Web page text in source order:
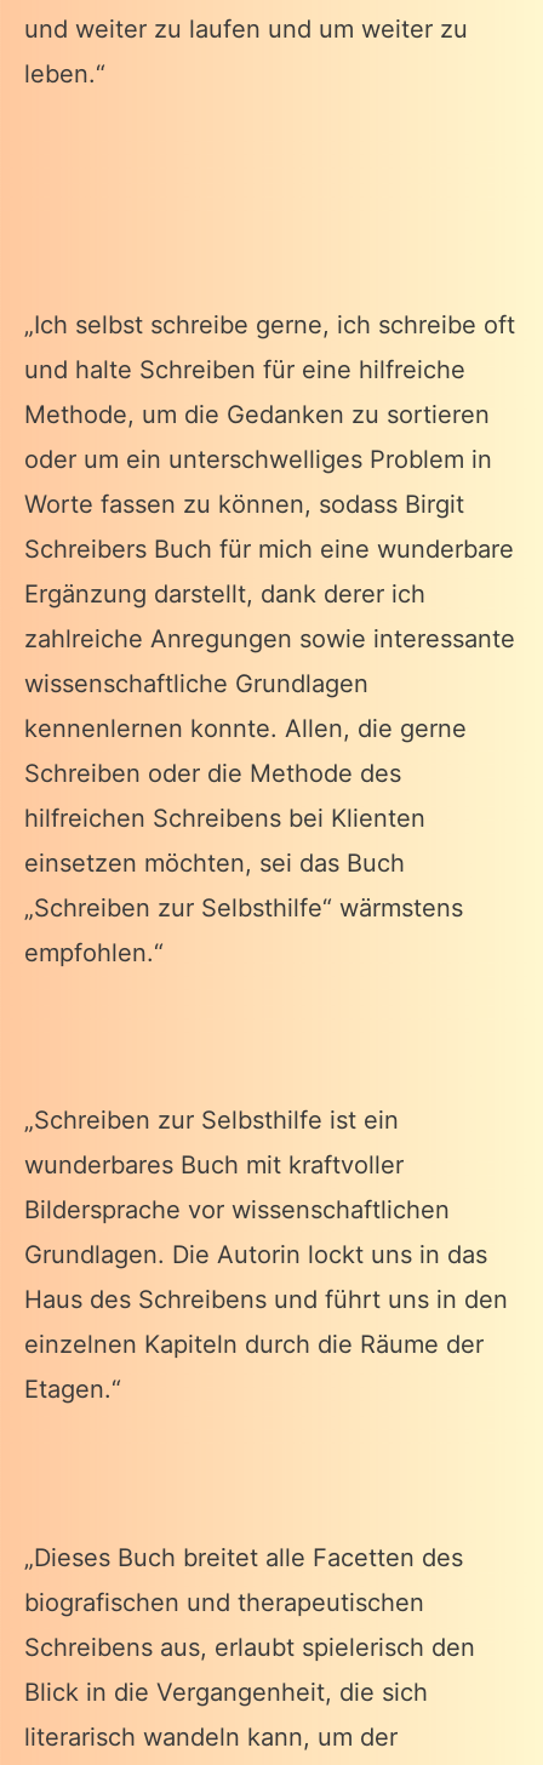
und weiter zu laufen und um weiter zu
leben.“
„Ich selbst schreibe gerne, ich schreibe oft
und halte Schreiben für eine hilfreiche
Methode, um die Gedanken zu sortieren
oder um ein unterschwelliges Problem in
Worte fassen zu können, sodass Birgit
Schreibers Buch für mich eine wunderbare
Ergänzung darstellt, dank derer ich
zahlreiche Anregungen sowie interessante
wissenschaftliche Grundlagen
kennenlernen konnte. Allen, die gerne
Schreiben oder die Methode des
hilfreichen Schreibens bei Klienten
einsetzen möchten, sei das Buch
„Schreiben zur Selbsthilfe“ wärmstens
empfohlen.“
„Schreiben zur Selbsthilfe ist ein
wunderbares Buch mit kraftvoller
Bildersprache vor wissenschaftlichen
Grundlagen. Die Autorin lockt uns in das
Haus des Schreibens und führt uns in den
einzelnen Kapiteln durch die Räume der
Etagen.“
„Dieses Buch breitet alle Facetten des
biografischen und therapeutischen
Schreibens aus, erlaubt spielerisch den
Blick in die Vergangenheit, die sich
literarisch wandeln kann, um der